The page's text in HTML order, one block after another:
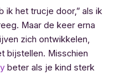
ik het trucje door,” als ik
Maar de keer erna
zich ontwikkelen,
bijstellen. Misschien
beter als je kind sterk